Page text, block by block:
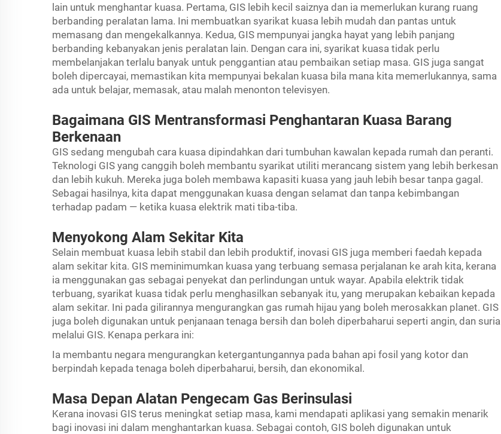
lain untuk menghantar kuasa. Pertama, GIS lebih kecil saiznya dan ia memerlukan kurang ruang
berbanding peralatan lama. Ini membuatkan syarikat kuasa lebih mudah dan pantas untuk
memasang dan mengekalkannya. Kedua, GIS mempunyai jangka hayat yang lebih panjang
berbanding kebanyakan jenis peralatan lain. Dengan cara ini, syarikat kuasa tidak perlu
membelanjakan terlalu banyak untuk penggantian atau pembaikan setiap masa. GIS juga sangat
boleh dipercayai, memastikan kita mempunyai bekalan kuasa bila mana kita memerlukannya, sama
ada untuk belajar, memasak, atau malah menonton televisyen.
Bagaimana GIS Mentransformasi Penghantaran Kuasa Barang
Berkenaan
GIS sedang mengubah cara kuasa dipindahkan dari tumbuhan kawalan kepada rumah dan peranti.
Teknologi GIS yang canggih boleh membantu syarikat utiliti merancang sistem yang lebih berkesan
dan lebih kukuh. Mereka juga boleh membawa kapasiti kuasa yang jauh lebih besar tanpa gagal.
Sebagai hasilnya, kita dapat menggunakan kuasa dengan selamat dan tanpa kebimbangan
terhadap padam — ketika kuasa elektrik mati tiba-tiba.
Menyokong Alam Sekitar Kita
Selain membuat kuasa lebih stabil dan lebih produktif, inovasi GIS juga memberi faedah kepada
alam sekitar kita. GIS meminimumkan kuasa yang terbuang semasa perjalanan ke arah kita, kerana
ia menggunakan gas sebagai penyekat dan perlindungan untuk wayar. Apabila elektrik tidak
terbuang, syarikat kuasa tidak perlu menghasilkan sebanyak itu, yang merupakan kebaikan kepada
alam sekitar. Ini pada gilirannya mengurangkan gas rumah hijau yang boleh merosakkan planet. GIS
juga boleh digunakan untuk penjanaan tenaga bersih dan boleh diperbaharui seperti angin, dan suria
melalui GIS. Kenapa perkara ini:
Ia membantu negara mengurangkan ketergantungannya pada bahan api fosil yang kotor dan
berpindah kepada tenaga boleh diperbaharui, bersih, dan ekonomikal.
Masa Depan Alatan Pengecam Gas Berinsulasi
Kerana inovasi GIS terus meningkat setiap masa, kami mendapati aplikasi yang semakin menarik
bagi inovasi ini dalam menghantarkan kuasa. Sebagai contoh, GIS boleh digunakan untuk